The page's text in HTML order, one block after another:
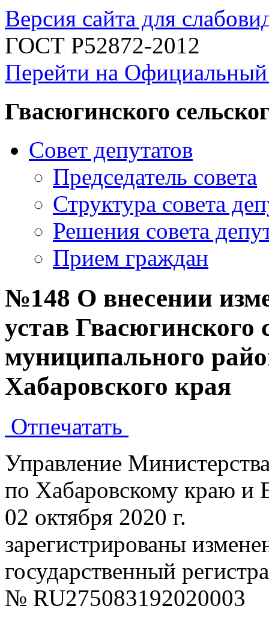
Версия сайта для
ГОСТ Р52872-2012
Перейти на
Гвасюгинского
Совет депутатов
Председатель совета
Структура совета
Решения совета
Прием граждан
№148 О внесении
устав Гвасюгинского
муниципального
Хабаровского края
Отпечатать
Управление
по Хабаровскому краю и
02 октября 2020 г.
зарегистрированы
государственный
№ RU275083192020003